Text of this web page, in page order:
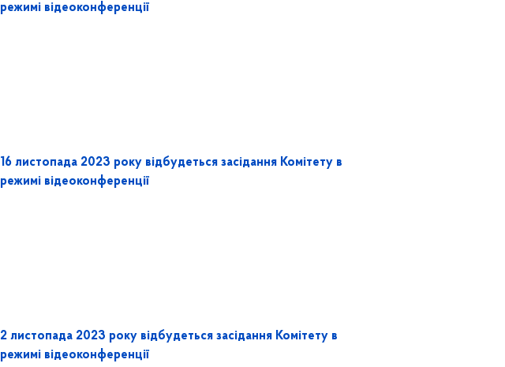
режимі відеоконференції
16 листопада 2023 року відбудеться засідання Комітету в
режимі відеоконференції
2 листопада 2023 року відбудеться засідання Комітету в
режимі відеоконференції